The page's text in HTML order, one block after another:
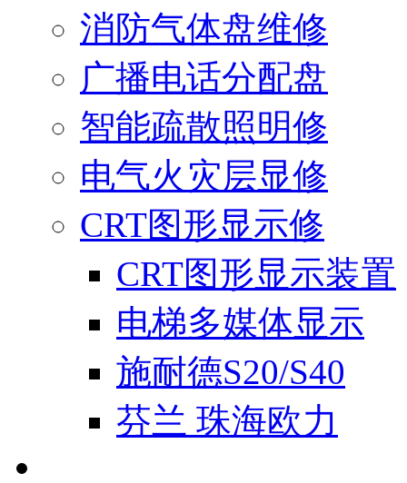
消防气体盘维修
广播电话分配盘
智能疏散照明修
电气火灾层显修
CRT图形显示修
CRT图形显示装置
电梯多媒体显示
施耐德S20/S40
芬兰 珠海欧力